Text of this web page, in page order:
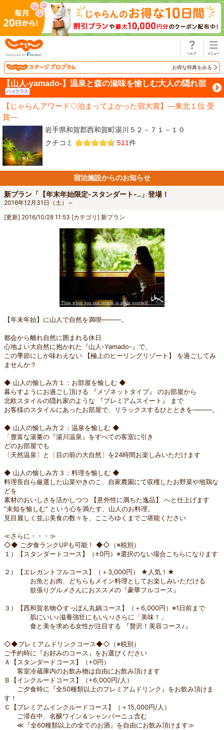
お得な特典をみる
【山人-yamado-】温泉と森の滋味を愉しむ大人の隠れ宿
【じゃらんアワード◇泊まってよかった宿大賞】―東北１位 受
賞―
岩手県和賀郡西和賀町湯川５２－７１－１０
クチコミ
511件
宿泊施設からのお知らせ
新プラン「【年末年始限定-スタンダート-..」登場！
2016年12月31日（土）～
[更新] 2016/10/28 11:53 [カテゴリ] 新プラン
【年末年始】に山人で自然を満喫―――。
都会から離れ自然に囲まれる休日
心地よい大自然に抱かれた『山人-Yamado-』で、
この季節にしか味わえない 【極上のヒーリングリゾート】 を過ごしてみ
ませんか？
◆ 山人の愉しみ方１：お部屋を愉しむ ◆
暮らすようにお過ごし頂ける 『メゾネットタイプ』 のお部屋から
北欧スタイルの隠れ家のような 『プレミアムスイート』 まで
お客様のスタイルにあったお部屋で、リラックスするひとときを―――。
◆ 山人の愉しみ方２：温泉を愉しむ ◆
「豊富な湯量の『湯川温泉』をすべての客室に引き
どのお部屋でも
〔天然温泉〕と〔目の前の大自然〕を24時間お楽しみいただけます
◆ 山人の愉しみ方３：料理を愉しむ ◆
料理長自ら厳選した山菜やきのこ、自家農園にて収穫したお野菜や地鶏な
どを
素材のおいしさを活かしつつ 【意外性に満ちた逸品】 へと仕上げます
“未知を愉しむ” という心を満たす、山人のお料理。
見目麗しく並ぶ美食の数々を、こころゆくまでご堪能ください
≪さらに・・・≫
◇◆ ご夕食ランクUPも可能！ ◆◇（※税別）
１）【スタンダートコース】（±0円）※選択のない場合こちらになります
２）【エレガントフルコース】（＋3,000円） ★人気！★
お魚とお肉、どちらもメイン料理としてお楽しみいただける
欲張りグルメさんにおススメの『豪華フルコース』
３）【西和賀名物◇すっぽん丸鍋コース】（＋6,000円）※1日前まで
肌にいい♪滋養強壮にもいい♪さらに「美味！」
食と美を求める女性が注目する 『贅沢！美容コース♪』
◇◆プレミアムドリンクコース◆◇（※税別）
ご予約時に『お好みのコース』をお選びください
Ａ【スタンダードコース】（+0円）
客室冷蔵庫内のお飲み物は自由にお飲み頂けます
Ｂ【インクルードコース】（+6,000円/人）
ご夕食時に『全50種類以上のプレミアムドリンク』をお飲み頂けま
す！
Ｃ【プレミアムインクルードコース】（＋15,000円/人）
ご滞在中、名醸ワイン＆シャンパーニュ含む
≪『全60種類以上の全てのお酒』を自由にお飲み頂けます≫